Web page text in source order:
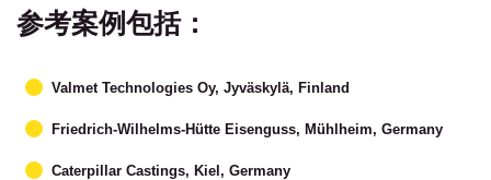
参考案例包括：
Valmet Technologies Oy, Jyväskylä, Finland
Friedrich-Wilhelms-Hütte Eisenguss, Mühlheim, Germany
Caterpillar Castings, Kiel, Germany